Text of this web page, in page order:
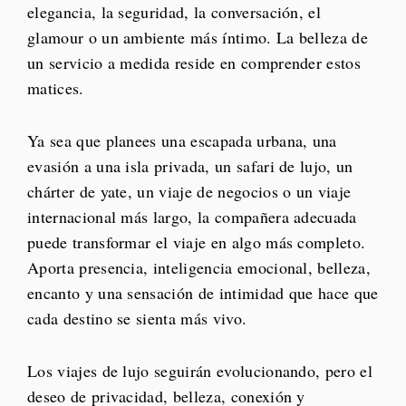
elegancia, la seguridad, la conversación, el
glamour o un ambiente más íntimo. La belleza de
un servicio a medida reside en comprender estos
matices.
Ya sea que planees una escapada urbana, una
evasión a una isla privada, un safari de lujo, un
chárter de yate, un viaje de negocios o un viaje
internacional más largo, la compañera adecuada
puede transformar el viaje en algo más completo.
Aporta presencia, inteligencia emocional, belleza,
encanto y una sensación de intimidad que hace que
cada destino se sienta más vivo.
Los viajes de lujo seguirán evolucionando, pero el
deseo de privacidad, belleza, conexión y